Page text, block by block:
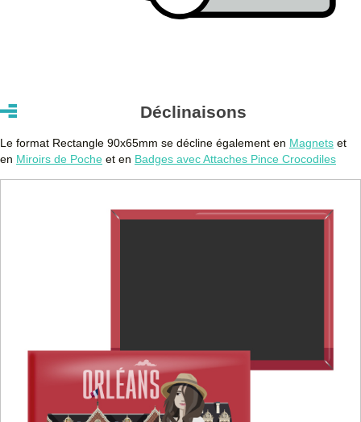
Déclinaisons
Le format Rectangle 90x65mm se décline également en Magnets et
en Miroirs de Poche et en Badges avec Attaches Pince Crocodiles